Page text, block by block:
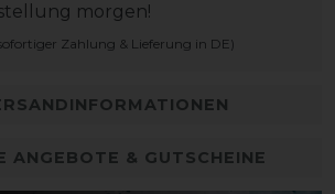
morgen!
Zahlung & Lieferung in DE)
ANGEBOTE & GUTSCHEINE